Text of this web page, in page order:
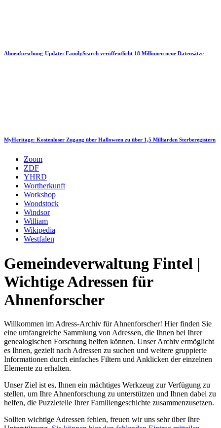
Ahnenforschung-Update: FamilySearch veröffentlicht 18 Millionen neue Datensätze
MyHeritage: Kostenloser Zugang über Halloween zu über 1,5 Milliarden Sterberegistern
Zoom
ZDF
YHRD
Wortherkunft
Workshop
Woodstock
Windsor
William
Wikipedia
Westfalen
Gemeindeverwaltung Fintel |
Wichtige Adressen für
Ahnenforscher
Willkommen im Adress-Archiv für Ahnenforscher! Hier finden Sie
eine umfangreiche Sammlung von Adressen, die Ihnen bei Ihrer
genealogischen Forschung helfen können. Unser Archiv ermöglicht
es Ihnen, gezielt nach Adressen zu suchen und weitere gruppierte
Informationen durch einfaches Filtern und Anklicken der einzelnen
Elemente zu erhalten.
Unser Ziel ist es, Ihnen ein mächtiges Werkzeug zur Verfügung zu
stellen, um Ihre Ahnenforschung zu unterstützen und Ihnen dabei zu
helfen, die Puzzleteile Ihrer Familiengeschichte zusammenzusetzen.
Sollten wichtige Adressen fehlen, freuen wir uns sehr über Ihre